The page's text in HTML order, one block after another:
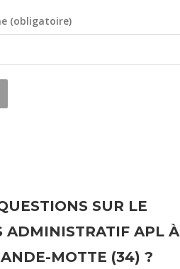
(obligatoire)
SUR LE
ADMINISTRATIF APL À
MOTTE (34) ?